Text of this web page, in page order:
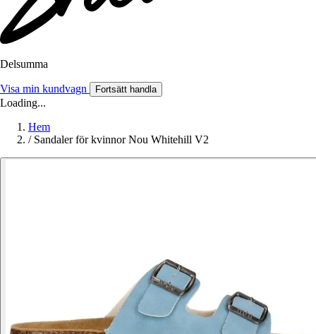
Delsumma
Visa min kundvagn Fortsätt handla
Loading...
Hem
/ Sandaler för kvinnor Nou Whitehill V2